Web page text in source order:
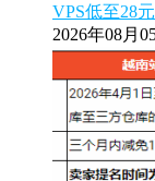
VPS低至28元
2026年08月